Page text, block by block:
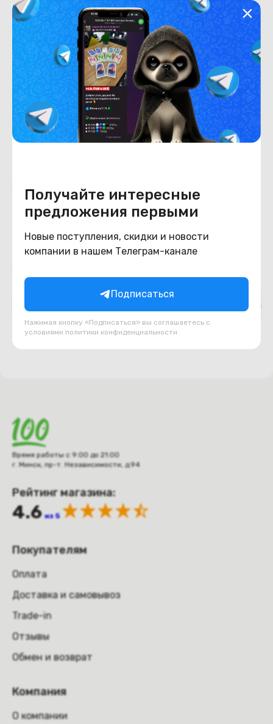
Получайте интересные
предложения первыми
Новые поступления, скидки и новости
компании в нашем Телеграм-канале
Подписаться
Нажимая кнопку «Подписаться» вы соглашаетесь с
условиями политики конфиденциальности
Общая информация
Производитель
Lenovo
Тип товара
Заглушки петель
Состояние
Состояние удовлетворительное
Похожие товары
Верх ноутбука (топкейс, палмрест)
Время работы с 9:00 до 21:00
г. Минск, пр-т. Независимости, д.94
Рейтинг магазина:
4.6 из 5
Покупателям
Оплата
Доставка и самовывоз
Trade-in
Отзывы
Обмен и возврат
Компания
О компании